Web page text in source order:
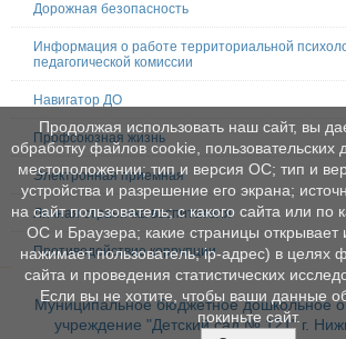
Дорожная безопасность
Информация о работе территориальной
педагогической комиссии
Навигатор ДО
Профсоюзная жизнь
Электронная приемная
Личная страничка воспитателя
Противодействие коррупции
Муниципальное бюджетное дошкольное
учреждение "Детский сад № 121" г.
Продолжая использовать наш сайт, вы
обработку файлов cookie, пользовательских
местоположении; тип и версия ОС; тип и
устройства и разрешение его экрана;
на сайт пользователь; с какого сайта или по
ОС и Браузера; какие страницы открывает
нажимает пользователь; ip-адрес) в целях
сайта и проведения статистических
Если вы не хотите, чтобы ваши данные
покиньте сайт.